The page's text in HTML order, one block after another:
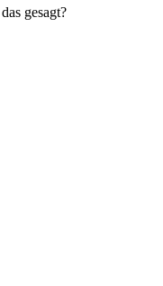
gesagt?